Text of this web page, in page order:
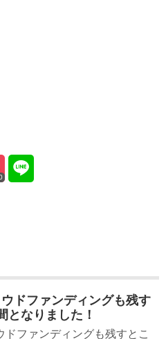
ドファンディングも残す
となりました！
ドファンディングも残すとこ